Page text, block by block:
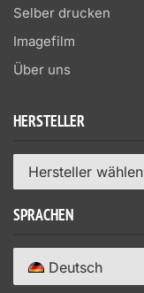
Selber drucken
Imagefilm
Über uns
HERSTELLER
Hersteller wählen
SPRACHEN
Deutsch